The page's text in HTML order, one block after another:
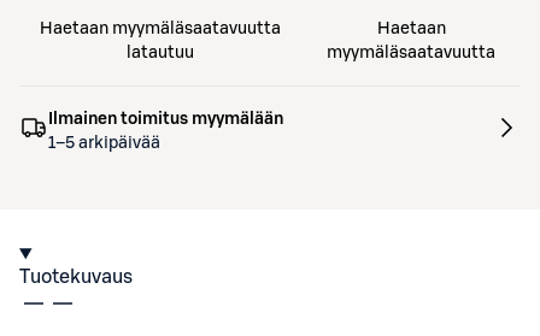
Haetaan myymäläsaatavuutta
latautuu
Haetaan
myymäläsaatavuutta
Ilmainen toimitus myymälään
1–5 arkipäivää
Tuotekuvaus